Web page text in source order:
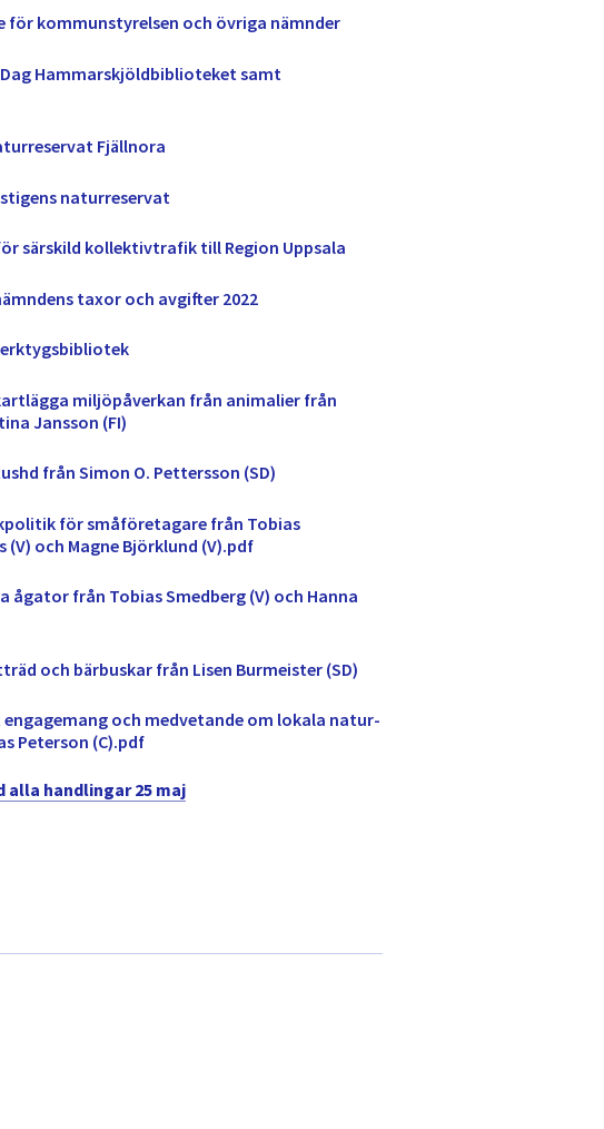
för kommunstyrelsen och övriga nämnder
Hammarskjöldbiblioteket samt
Fjällnora
naturreservat
särskild kollektivtrafik till Region Uppsala
taxor och avgifter 2022
miljöpåverkan från animalier från
Jansson (FI)
från Simon O. Pettersson (SD)
för småföretagare från Tobias
(V) och Magne Björklund (V).pdf
ågator från Tobias Smedberg (V) och Hanna
och bärbuskar från Lisen Burmeister (SD)
och medvetande om lokala natur-
Peterson (C).pdf
alla handlingar 25 maj